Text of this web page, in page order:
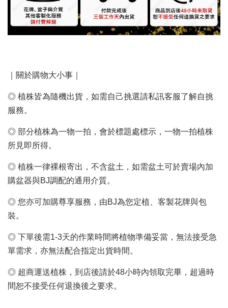
｜關於購物大小事｜
◎ 植株皆為隨機出貨，如需自己挑選請私訊客服了解自挑
服務。
◎ 部分植株為一物一拍，會於標題處標示，一物一拍植株
所見即所得。
◎ 植株一律裸根寄出，不含盆土，如需盆土可於賣場內加
購盆器與BJ調配的通用介質。
◎ 您亦可加購尊享服務，由BJ為您定植、客製花牌與包
裝。
◎ 下單後需1-3天的作業時間將植物準備妥當，無法接受急
單需求，亦無法配合指定出貨時間。
◎ 超商運送植株，到店後請於48小時內領取完畢，超過時
間恕不接受任何退換後之要求。